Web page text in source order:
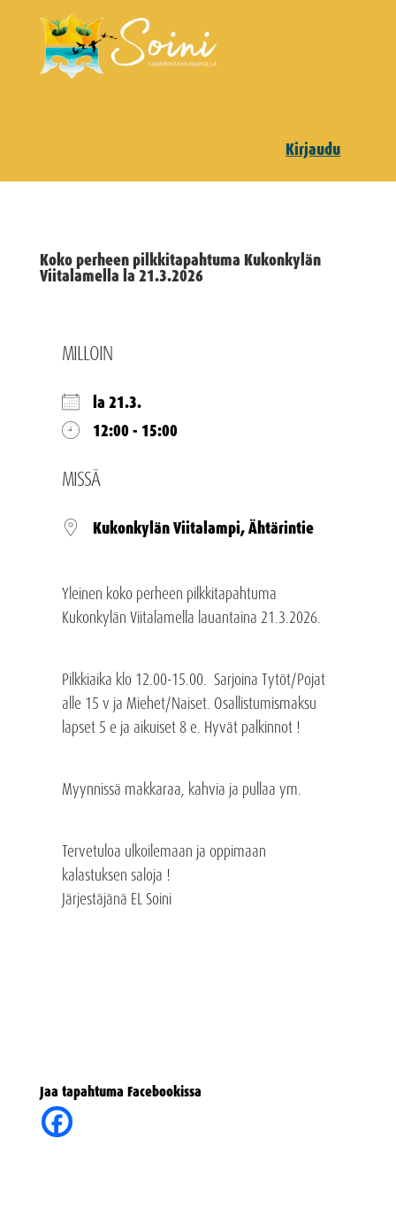
Kirjaudu
Koko perheen pilkkitapahtuma Kukonkylän
Viitalamella la 21.3.2026
MILLOIN
la 21.3.
12:00 - 15:00
MISSÄ
Kukonkylän Viitalampi, Ähtärintie
Yleinen koko perheen pilkkitapahtuma
Kukonkylän Viitalamella lauantaina 21.3.2026.
Pilkkiaika klo 12.00-15.00. Sarjoina Tytöt/Pojat
alle 15 v ja Miehet/Naiset. Osallistumismaksu
lapset 5 e ja aikuiset 8 e. Hyvät palkinnot !
Myynnissä makkaraa, kahvia ja pullaa ym.
Tervetuloa ulkoilemaan ja oppimaan
kalastuksen saloja !
Järjestäjänä EL Soini
Jaa tapahtuma Facebookissa